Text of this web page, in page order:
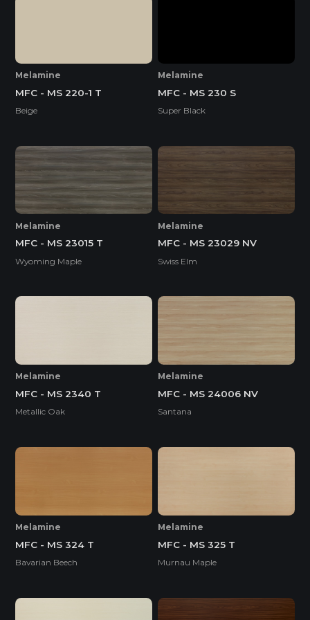
Melamine
MFC - MS 220-1 T
Beige
Melamine
MFC - MS 230 S
Super Black
Melamine
MFC - MS 23015 T
Wyoming Maple
Melamine
MFC - MS 23029 NV
Swiss Elm
Melamine
MFC - MS 2340 T
Metallic Oak
Melamine
MFC - MS 24006 NV
Santana
Melamine
MFC - MS 324 T
Bavarian Beech
Melamine
MFC - MS 325 T
Murnau Maple